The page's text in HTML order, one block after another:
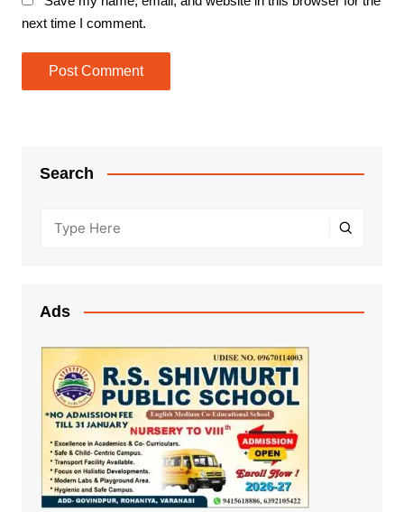
next time I comment.
Search
Ads